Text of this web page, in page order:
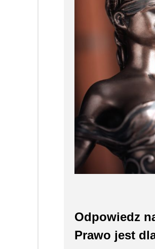
Odpowiedz
Prawo jest